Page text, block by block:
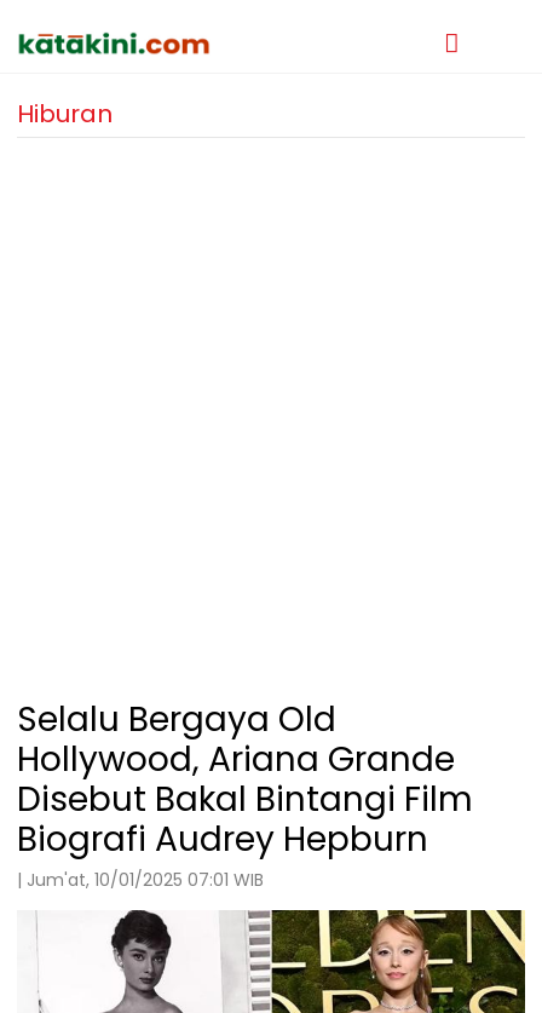
Hiburan
Selalu Bergaya Old
Hollywood, Ariana Grande
Disebut Bakal Bintangi Film
Biografi Audrey Hepburn
| Jum'at, 10/01/2025 07:01 WIB